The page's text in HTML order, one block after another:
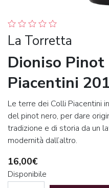
La Torretta
Dioniso Pinot
Piacentini
Le terre dei Colli Piacentini
del pinot nero, per dare
tradizione e di storia da un
modernità dall’altro.
16,00€
Disponibile